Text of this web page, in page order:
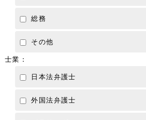
総務
その他
士業：
日本法弁護士
外国法弁護士